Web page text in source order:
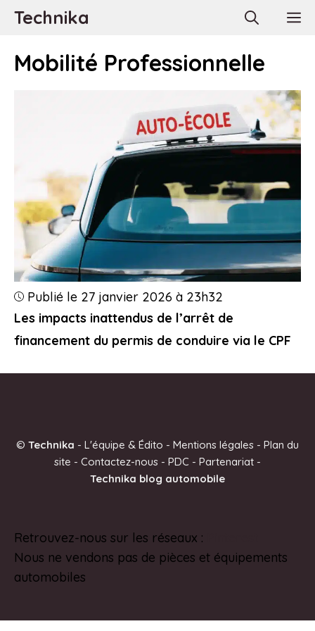
AllerTechnika
Mobilité Professionnelle
Les impacts inattendus de l’arrêt de
financement du permis de conduire via le CPF
Publié le 27 janvier 2026 à 23h32
© Technika - L'équipe & Édito - Mentions légales - Plan du
site - Contactez-nous - PDC - Partenariat -
Technika blog automobile
Retrouvez-nous sur les réseaux :
Nous ne vendons pas de pièces et équipements
automobiles